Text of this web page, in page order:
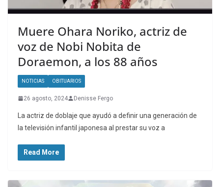
Muere Ohara Noriko, actriz de
voz de Nobi Nobita de
Doraemon, a los 88 años
NOTICIAS OBITUARIOS
26 agosto, 2024 Denisse Fergo
La actriz de doblaje que ayudó a definir una generación de
la televisión infantil japonesa al prestar su voz a
Read More